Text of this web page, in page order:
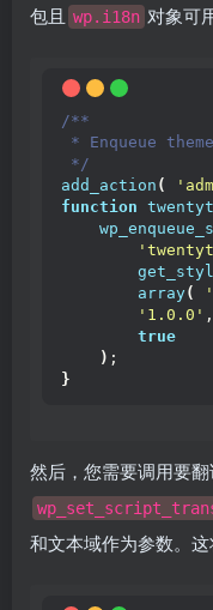
包且 wp.i18n 对象可
/**
* Enqueue
*/
add_action (
function
array(
'1.0.0' ,
true
) ;
}
然后，您需要调用要
和文本域作为参数。这